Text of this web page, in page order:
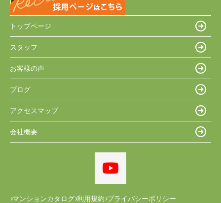
トップページ
スタッフ
お客様の声
ブログ
アクセスマップ
会社概要
マンションカタログ 利用規約 プライバシーポリシー